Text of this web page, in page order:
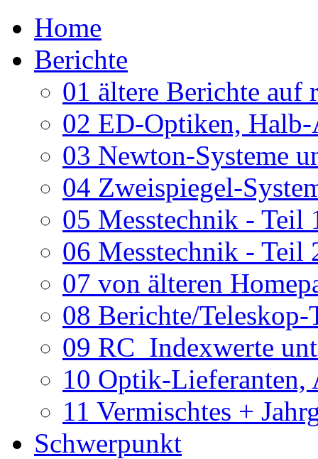
Home
Berichte
01 ältere Berichte auf
02 ED-Optiken, Halb-
03 Newton-Systeme
04 Zweispiegel-
05 Messtechnik - Teil
06 Messtechnik - Teil
07 von älteren
08 Berichte/
09 RC_Indexwerte
10 Optik-Lieferanten,
11 Vermischtes +
Schwerpunkt